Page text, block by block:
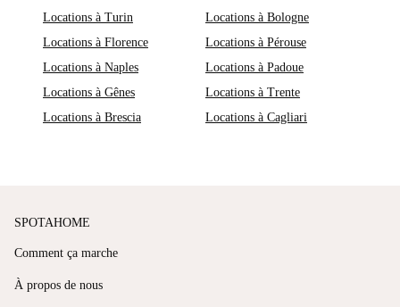
Locations à Turin
Locations à Bologne
Locations à Florence
Locations à Pérouse
Locations à Naples
Locations à Padoue
Locations à Gênes
Locations à Trente
Locations à Brescia
Locations à Cagliari
SPOTAHOME
Comment ça marche
À propos de nous